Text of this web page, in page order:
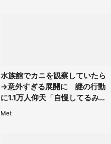
水族館でカニを観察していたら
→意外すぎる展開に 謎の行動
に1.1万人仰天「自慢してるみた
Met